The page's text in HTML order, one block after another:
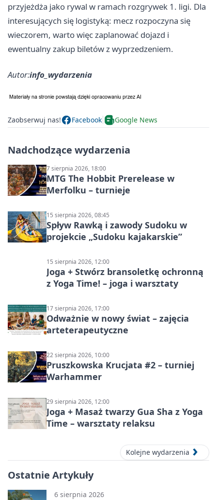
przyjeżdża jako rywal w ramach rozgrywek 1. ligi. Dla
interesujących się logistyką: mecz rozpoczyna się
wieczorem, warto więc zaplanować dojazd i
ewentualny zakup biletów z wyprzedzeniem.
Autor:info_wydarzenia
Zaobserwuj nas! Facebook Google News
Nadchodzące wydarzenia
7 sierpnia 2026, 18:00
MTG The Hobbit Prerelease w
Merfolku – turnieje
15 sierpnia 2026, 08:45
Spływ Rawką i zawody Sudoku w
projekcie „Sudoku kajakarskie”
15 sierpnia 2026, 12:00
Joga + Stwórz bransoletkę ochronną
z Yoga Time! – joga i warsztaty
17 sierpnia 2026, 17:00
Odważnie w nowy świat – zajęcia
arteterapeutyczne
22 sierpnia 2026, 10:00
Pruszkowska Krucjata #2 – turniej
Warhammer
29 sierpnia 2026, 12:00
Joga + Masaż twarzy Gua Sha z Yoga
Time – warsztaty relaksu
Kolejne wydarzenia
Ostatnie Artykuły
6 sierpnia 2026